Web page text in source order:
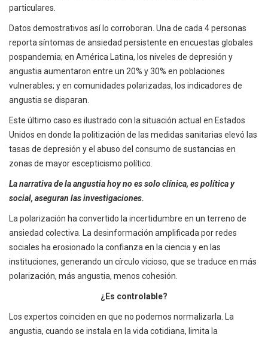
particulares.
Datos demostrativos así lo corroboran. Una de cada 4 personas
reporta síntomas de ansiedad persistente en encuestas globales
pospandemia; en América Latina, los niveles de depresión y
angustia aumentaron entre un 20% y 30% en poblaciones
vulnerables; y en comunidades polarizadas, los indicadores de
angustia se disparan.
Este último caso es ilustrado con la situación actual en Estados
Unidos en donde la politización de las medidas sanitarias elevó las
tasas de depresión y el abuso del consumo de sustancias en
zonas de mayor escepticismo político.
La narrativa de la angustia hoy no es solo clínica, es política y
social, aseguran las investigaciones.
La polarización ha convertido la incertidumbre en un terreno de
ansiedad colectiva. La desinformación amplificada por redes
sociales ha erosionado la confianza en la ciencia y en las
instituciones, generando un círculo vicioso, que se traduce en más
polarización, más angustia, menos cohesión.
¿Es controlable?
Los expertos coinciden en que no podemos normalizarla. La
angustia, cuando se instala en la vida cotidiana, limita la